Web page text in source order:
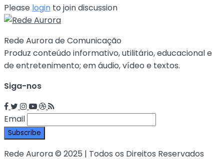
Please login to join discussion
Rede Aurora de Comunicação
Produz conteúdo informativo, utilitário, educacional e
de entretenimento; em áudio, vídeo e textos.
Siga-nos
Email
Rede Aurora © 2025 | Todos os Direitos Reservados